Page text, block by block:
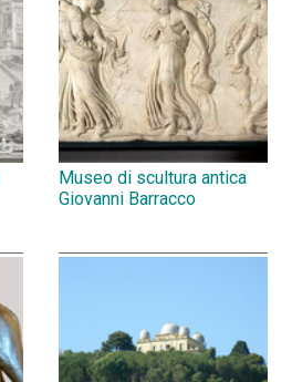
Museo di scultura antica
Giovanni Barracco